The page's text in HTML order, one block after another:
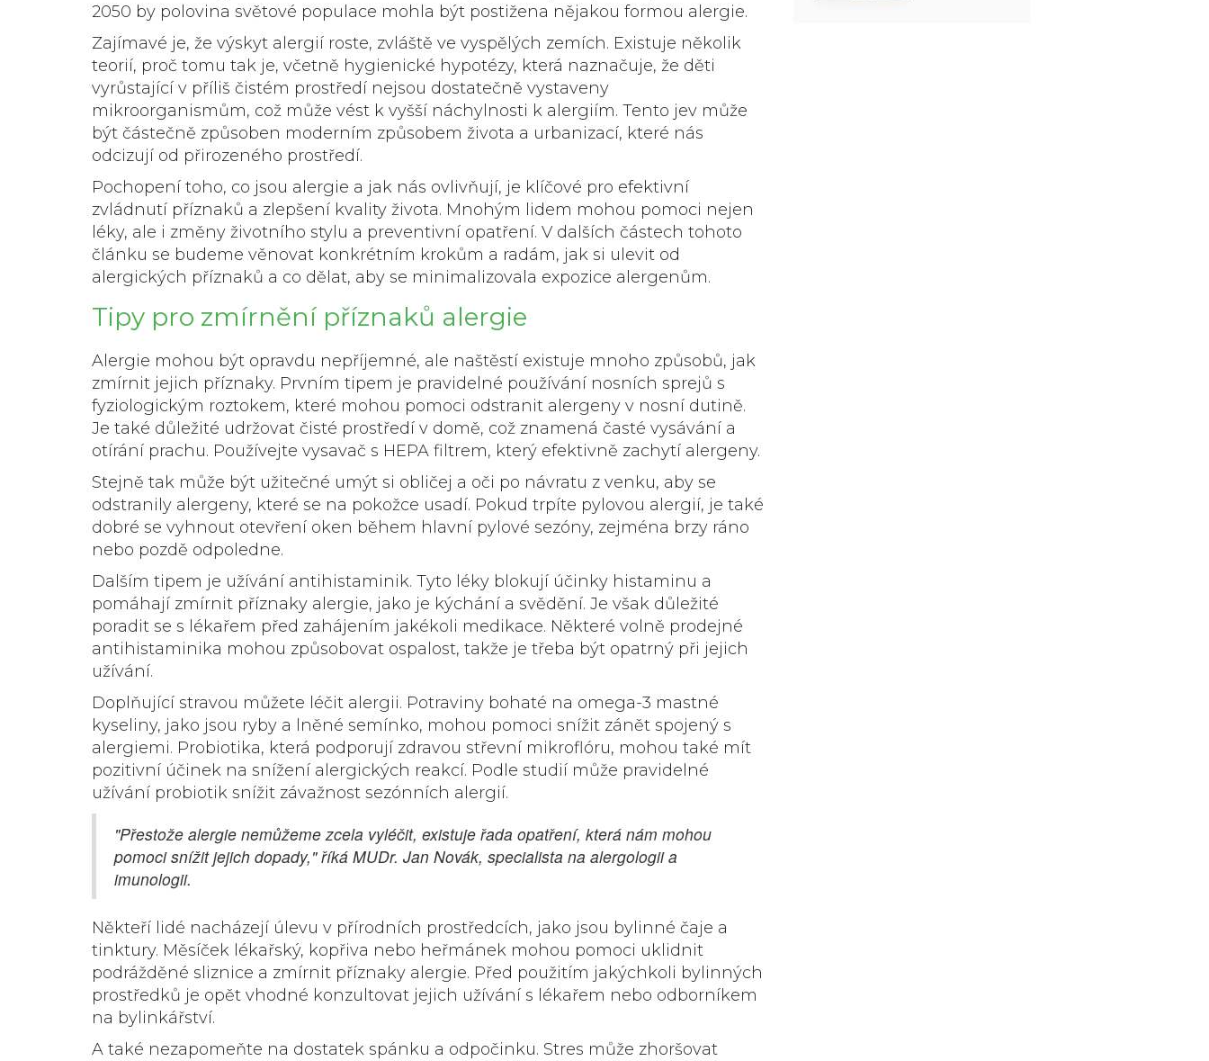
2050 by polovina světové populace mohla být postižena nějakou formou alergie.
Zajímavé je, že výskyt alergií roste, zvláště ve vyspělých zemích. Existuje několik
teorií, proč tomu tak je, včetně hygienické hypotézy, která naznačuje, že děti
vyrůstající v příliš čistém prostředí nejsou dostatečně vystaveny
mikroorganismům, což může vést k vyšší náchylnosti k alergiím. Tento jev může
být částečně způsoben moderním způsobem života a urbanizací, které nás
odcizují od přirozeného prostředí.
Pochopení toho, co jsou alergie a jak nás ovlivňují, je klíčové pro efektivní
zvládnutí příznaků a zlepšení kvality života. Mnohým lidem mohou pomoci nejen
léky, ale i změny životního stylu a preventivní opatření. V dalších částech tohoto
článku se budeme věnovat konkrétním krokům a radám, jak si ulevit od
alergických příznaků a co dělat, aby se minimalizovala expozice alergenům.
Tipy pro zmírnění příznaků alergie
Alergie mohou být opravdu nepříjemné, ale naštěstí existuje mnoho způsobů, jak
zmírnit jejich příznaky. Prvním tipem je pravidelné používání nosních sprejů s
fyziologickým roztokem, které mohou pomoci odstranit alergeny v nosní dutině.
Je také důležité udržovat čisté prostředí v domě, což znamená časté vysávání a
otírání prachu. Používejte vysavač s HEPA filtrem, který efektivně zachytí alergeny.
Stejně tak může být užitečné umýt si obličej a oči po návratu z venku, aby se
odstranily alergeny, které se na pokožce usadí. Pokud trpíte pylovou alergií, je také
dobré se vyhnout otevření oken během hlavní pylové sezóny, zejména brzy ráno
nebo pozdě odpoledne.
Dalším tipem je užívání antihistaminik. Tyto léky blokují účinky histaminu a
pomáhají zmírnit příznaky alergie, jako je kýchání a svědění. Je však důležité
poradit se s lékařem před zahájením jakékoli medikace. Některé volně prodejné
antihistaminika mohou způsobovat ospalost, takže je třeba být opatrný při jejich
užívání.
Doplňující stravou můžete léčit alergii. Potraviny bohaté na omega-3 mastné
kyseliny, jako jsou ryby a lněné semínko, mohou pomoci snížit zánět spojený s
alergiemi. Probiotika, která podporují zdravou střevní mikroflóru, mohou také mít
pozitivní účinek na snížení alergických reakcí. Podle studií může pravidelné
užívání probiotik snížit závažnost sezónních alergií.
"Přestože alergie nemůžeme zcela vyléčit, existuje řada opatření, která nám mohou
pomoci snížit jejich dopady," říká MUDr. Jan Novák, specialista na alergologii a
imunologii.
Někteří lidé nacházejí úlevu v přírodních prostředcích, jako jsou bylinné čaje a
tinktury. Měsíček lékařský, kopřiva nebo heřmánek mohou pomoci uklidnit
podrážděné sliznice a zmírnit příznaky alergie. Před použitím jakýchkoli bylinných
prostředků je opět vhodné konzultovat jejich užívání s lékařem nebo odborníkem
na bylinkářství.
A také nezapomeňte na dostatek spánku a odpočinku. Stres může zhoršovat